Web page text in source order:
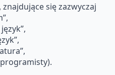
się zazwyczaj